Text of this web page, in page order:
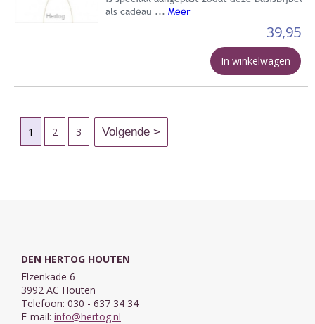
als cadeau ... Meer
39,95
In winkelwagen
1 2 3
DEN HERTOG HOUTEN
Elzenkade 6
3992 AC Houten
Telefoon: 030 - 637 34 34
E-mail: info@hertog.nl